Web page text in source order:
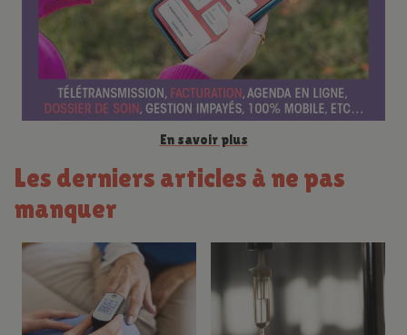
c
e
En savoir plus
Les derniers articles à ne pas
manquer